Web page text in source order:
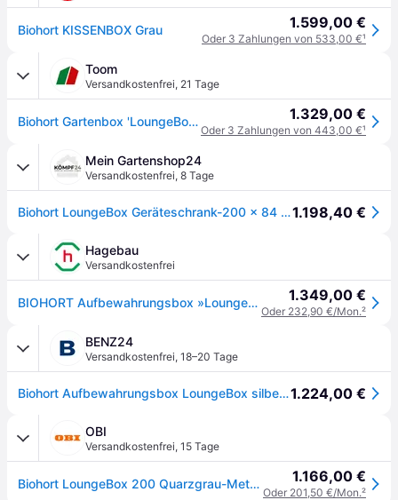
Biohort KISSENBOX Grau 1.599,00 €
Oder 3 Zahlungen von 533,00 €¹
Toom
Versandkostenfrei, 21 Tage
Biohort Gartenbox 'LoungeBox 200' Stahl silbern 200 x 88,5 x 84 cm 1.329,00 €
Oder 3 Zahlungen von 443,00 €¹
Mein Gartenshop24
Versandkostenfrei, 8 Tage
Biohort LoungeBox Geräteschrank-200 x 84 x 88,5 cm (Größe 200)-dunkelgrau-metallic1.198,40 €
Hagebau
Versandkostenfrei
BIOHORT Aufbewahrungsbox »LoungeBox«, BxHxT: 200 x 88,5 x 84 cm, quarzgrau-metallic 1.349,00 €
Oder 232,90 €/Mon.²
BENZ24
Versandkostenfrei, 18–20 Tage
Biohort Aufbewahrungsbox LoungeBox silber-metallic, 200 (200x90x85 cm)1.224,00 €
OBI
Versandkostenfrei, 15 Tage
Biohort LoungeBox 200 Quarzgrau-Metallic 1.166,00 €
Oder 201,50 €/Mon.²